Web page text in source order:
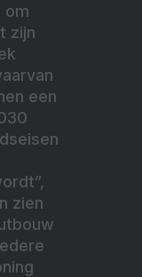
om
zijn
een
zien